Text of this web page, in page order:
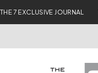
THE 7 EXCLUSIVE JOURNAL